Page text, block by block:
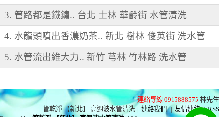
3. 管路都是鐵鏽.. 台北 士林 華齡街 水管清洗
4. 水龍頭噴出香濃奶茶.. 新北 樹林 俊英街 洗水管
5. 水管流出維大力.. 新竹 芎林 竹林路 洗水管
連絡專線 0915888575 林先生
管乾淨 【新北】 高週波水管清洗 | 連絡我們 | 友情連結 | RSS